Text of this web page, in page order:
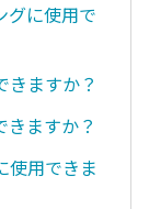
グに使用で
きますか？
ますか？
使用できま